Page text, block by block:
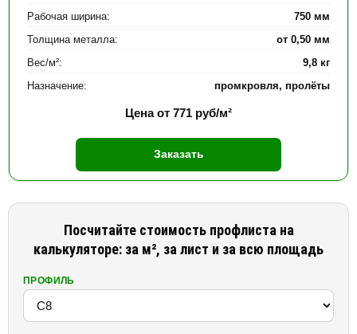
Рабочая ширина:
750 мм
Толщина металла:
от 0,50 мм
Вес/м²:
9,8 кг
Назначение:
промкровля, пролёты
Цена от 771 руб/м²
Заказать
Посчитайте стоимость профлиста на
калькуляторе: за м², за лист и за всю площадь
ПРОФИЛЬ